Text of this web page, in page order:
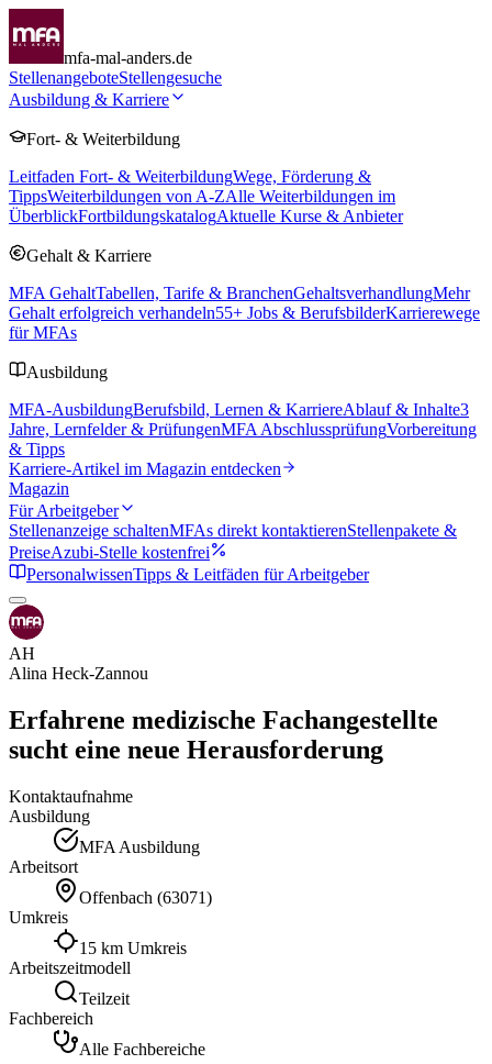
mfa-mal-anders.de
StellenangeboteStellengesuche
Ausbildung & Karriere
Fort- & Weiterbildung
Leitfaden Fort- & WeiterbildungWege, Förderung &
TippsWeiterbildungen von A-ZAlle Weiterbildungen im
ÜberblickFortbildungskatalogAktuelle Kurse & Anbieter
Gehalt & Karriere
MFA GehaltTabellen, Tarife & BranchenGehaltsverhandlungMehr
Gehalt erfolgreich verhandeln55+ Jobs & BerufsbilderKarrierewege
für MFAs
Ausbildung
MFA-AusbildungBerufsbild, Lernen & KarriereAblauf & Inhalte3
Jahre, Lernfelder & PrüfungenMFA AbschlussprüfungVorbereitung
& Tipps
Karriere-Artikel im Magazin entdecken
Magazin
Für Arbeitgeber
Stellenanzeige schaltenMFAs direkt kontaktierenStellenpakete &
PreiseAzubi-Stelle kostenfrei
PersonalwissenTipps & Leitfäden für Arbeitgeber
AH
Alina Heck-Zannou
Erfahrene medizische Fachangestellte
sucht eine neue Herausforderung
Kontaktaufnahme
Ausbildung
MFA Ausbildung
Arbeitsort
Offenbach (63071)
Umkreis
15 km Umkreis
Arbeitszeitmodell
Teilzeit
Fachbereich
Alle Fachbereiche